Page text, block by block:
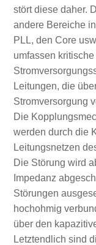
stört diese daher.
andere Bereiche
PLL, den Core
umfassen
Leitungen, die
Stromversorgung
Die
werden durch die
Leitungsnetzen
Die Störung wird
Impedanz
Störungen
hochohmig
über den
Letztendlich sind